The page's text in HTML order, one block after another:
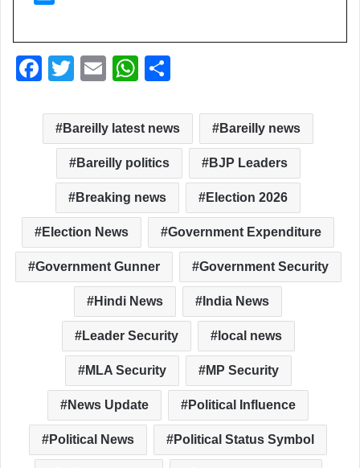
F
c
e
o
k
T
tt
er
E
ail
W
at
s
A
p
p
ar
e
Bareilly latest news Bareilly news
Bareilly politics BJP Leaders
Breaking news Election 2026
Election News Government Expenditure
Government Gunner Government Security
Hindi News India News
Leader Security local news
MLA Security MP Security
News Update Political Influence
Political News Political Status Symbol